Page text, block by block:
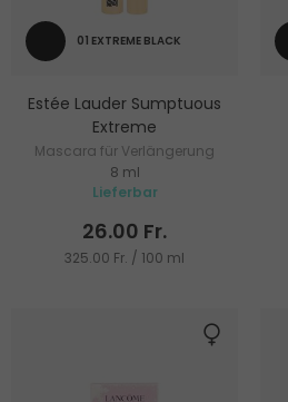
01 EXTREME BLACK
Estée Lauder Sumptuous
Extreme
Mascara für Verlängerung
und Volumen
8 ml
Lieferbar
26.00 Fr.
325.00 Fr. / 100 ml